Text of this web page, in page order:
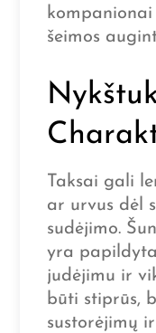
šeimos
Taksai gali
ar urvus dėl
sudėjimo.
yra
judėjimu ir
būti stiprūs,
sustorėjimų